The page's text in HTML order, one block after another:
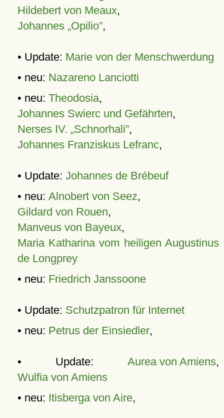
Hildebert von Meaux,
Johannes „Opilio”,
• Update: Marie von der Menschwerdung
• neu: Nazareno Lanciotti
• neu: Theodosia,
Johannes Swierc und Gefährten,
Nerses IV. „Schnorhali”,
Johannes Franziskus Lefranc,
• Update: Johannes de Brébeuf
• neu: Alnobert von Seez,
Gildard von Rouen,
Manveus von Bayeux,
Maria Katharina vom heiligen Augustinus
de Longprey
• neu: Friedrich Janssoone
• Update: Schutzpatron für Internet
• neu: Petrus der Einsiedler,
• Update: Aurea von Amiens,
Wulfia von Amiens
• neu: Itisberga von Aire,